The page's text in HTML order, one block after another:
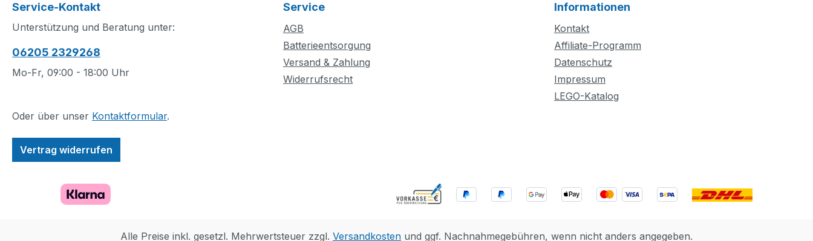
Service-Kontakt
Unterstützung und Beratung unter:
06205 2329268
Mo-Fr, 09:00 - 18:00 Uhr
Oder über unser Kontaktformular.
Vertrag widerrufen
Service
AGB
Batterieentsorgung
Versand & Zahlung
Widerrufsrecht
Informationen
Kontakt
Affiliate-Programm
Datenschutz
Impressum
LEGO-Katalog
Alle Preise inkl. gesetzl. Mehrwertsteuer zzgl. Versandkosten und ggf. Nachnahmegebühren, wenn nicht anders angegeben.